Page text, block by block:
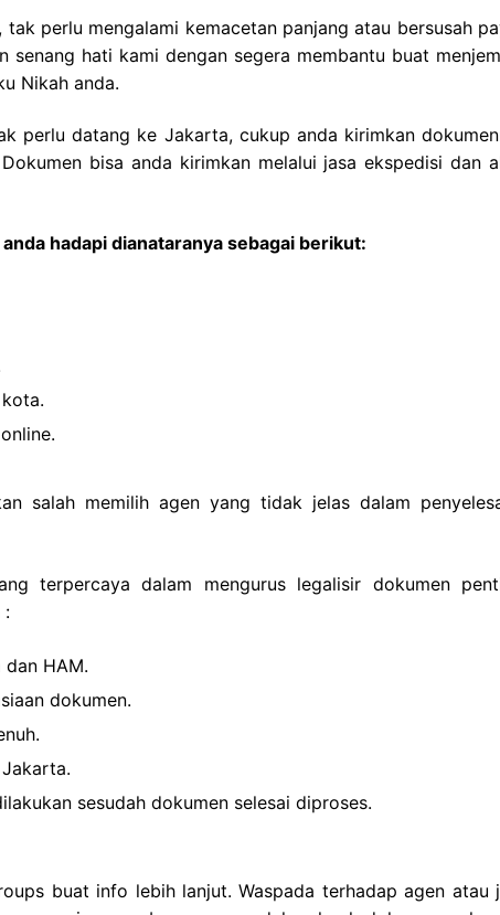
perlu mengalami kemacetan panjang atau bersusah
hati kami dengan segera membantu buat
Nikah anda.
perlu datang ke Jakarta, cukup anda kirimkan
bisa anda kirimkan melalui jasa ekspedisi dan
hadapi dianataranya sebagai berikut:
salah memilih agen yang tidak jelas dalam
terpercaya dalam mengurus legalisir dokumen
:
HAM.
dokumen.
sesudah dokumen selesai diproses.
buat info lebih lanjut. Waspada terhadap agen atau